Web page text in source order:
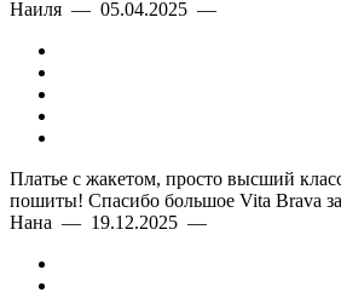
Наиля — 05.04.2025 —
Платье с жакетом, просто высший
пошиты! Спасибо большое Vita Brava
Нана — 19.12.2025 —